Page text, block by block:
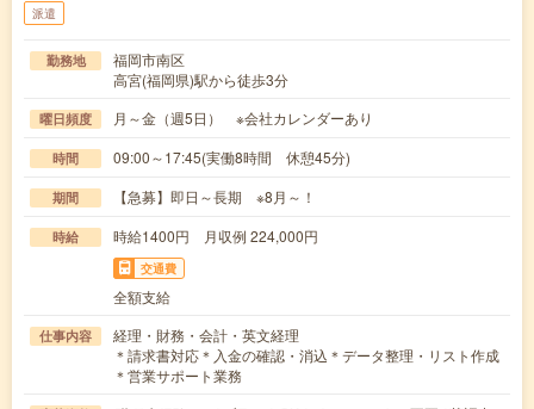
派遣
勤務地
福岡市南区
高宮(福岡県)駅から徒歩3分
曜日頻度 月～金（週5日） ※会社カレンダーあり
時間 09:00～17:45(実働8時間 休憩45分)
期間 【急募】即日～長期 ※8月～！
時給 時給1400円 月収例 224,000円
交通費
全額支給
仕事内容
経理・財務・会計・英文経理
＊請求書対応＊入金の確認・消込＊データ整理・リスト作成
＊営業サポート業務